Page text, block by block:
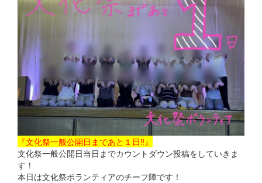
『文化祭一般公開日まであと１日‼』
文化祭一般公開日当日までカウントダウン投稿をしていきま
す！
本日は文化祭ボランティアのチーフ陣です！